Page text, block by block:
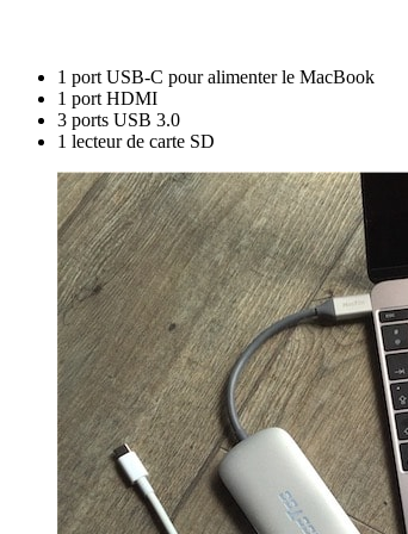
1 port USB-C pour alimenter le MacBook
1 port HDMI
3 ports USB 3.0
1 lecteur de carte SD